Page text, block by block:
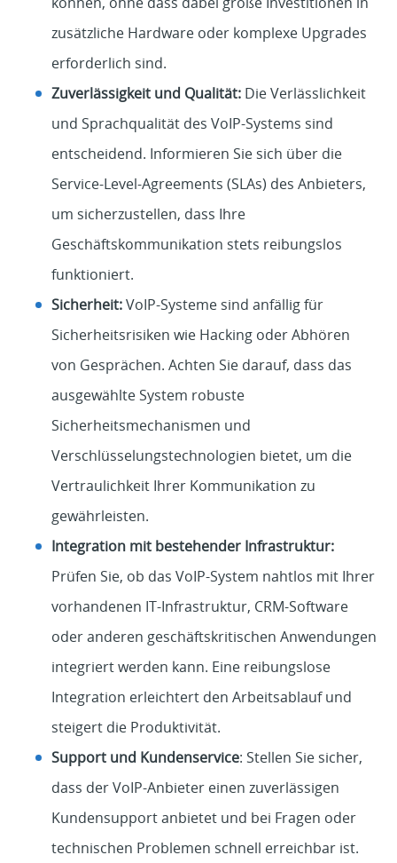
zusätzliche Hardware oder komplexe Upgrades
erforderlich sind.
Zuverlässigkeit und Qualität: Die Verlässlichkeit
und Sprachqualität des VoIP-Systems sind
entscheidend. Informieren Sie sich über die
Service-Level-Agreements (SLAs) des Anbieters,
um sicherzustellen, dass Ihre
Geschäftskommunikation stets reibungslos
funktioniert.
Sicherheit:VoIP-Systeme sind anfällig für
Sicherheitsrisiken wie Hacking oder Abhören
von Gesprächen. Achten Sie darauf, dass das
ausgewählte System robuste
Sicherheitsmechanismen und
Verschlüsselungstechnologien bietet, um die
Vertraulichkeit Ihrer Kommunikation zu
gewährleisten.
Integration mit bestehender Infrastruktur:
Prüfen Sie, ob das VoIP-System nahtlos mit Ihrer
vorhandenen IT-Infrastruktur, CRM-Software
oder anderen geschäftskritischen Anwendungen
integriert werden kann. Eine reibungslose
Integration erleichtert den Arbeitsablauf und
steigert die Produktivität.
Support und Kundenservice: Stellen Sie sicher,
dass der VoIP-Anbieter einen zuverlässigen
Kundensupport anbietet und bei Fragen oder
technischen Problemen schnell erreichbar ist.